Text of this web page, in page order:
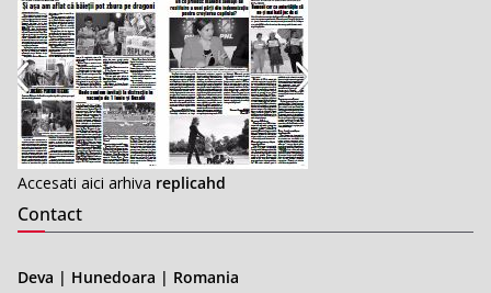
Accesati aici arhiva replicahd
Contact
Deva | Hunedoara | Romania